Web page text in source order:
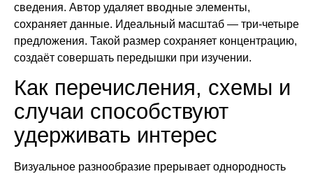
сведения. Автор удаляет вводные элементы,
сохраняет данные. Идеальный масштаб — три-четыре
предложения. Такой размер сохраняет концентрацию,
создаёт совершать передышки при изучении.
Как перечисления, схемы и
случаи способствуют
удерживать интерес
Визуальное разнообразие прерывает однородность